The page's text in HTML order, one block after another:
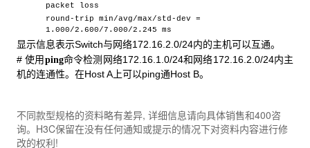
packet loss
round-trip min/avg/max/std-dev =
1.000/2.600/7.000/2.245 ms
显示信息表示Switch与网络172.16.2.0/24内的主机可以互通。
# 使用 ping命令检测网络172.16.1.0/24和网络172.16.2.0/24内主
机的连通性。在Host A上可以ping通Host B。
不同款型规格的资料略有差异, 详细信息请向具体销售和400咨
询。H3C保留在没有任何通知或提示的情况下对资料内容进行修
改的权利!